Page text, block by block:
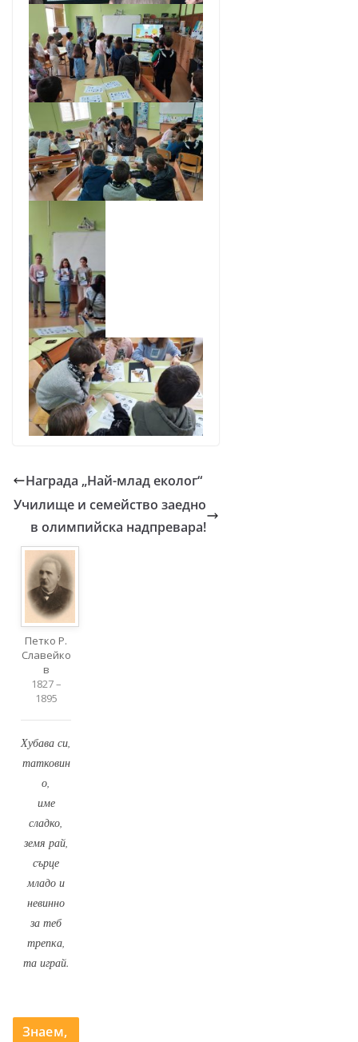
Награда „Най-млад еколог“
Училище и семейство заедно
в олимпийска надпревара!
Петко Р.
Славейко
в
1827 –
1895
Хубава си,
татковин
о,
име
сладко,
земя рай,
сърце
младо и
невинно
за теб
трепка,
та играй.
Знаем,